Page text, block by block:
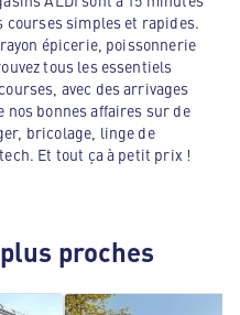
courses simples et rapides.
épicerie, poissonnerie
tous les essentiels
avec des arrivages
nos bonnes affaires sur de
bricolage, linge de
Et tout ça à petit prix !
proches